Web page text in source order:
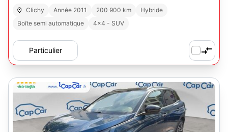
Clichy Année 2011 200 900 km
Hybride
Boîte semi automatique
4x4 - SUV
Particulier